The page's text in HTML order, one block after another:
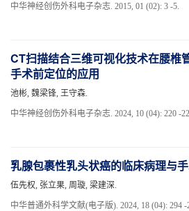
中华神经创伤外科电子杂志. 2015, 01 (02): 3 -5.
CT扫描结合三维可视化技术在腰椎
手术前定位的应用
池彬, 魏梁锋, 王守森.
中华神经创伤外科电子杂志. 2024, 10 (04): 220 -
乳腺包裹性乳头状癌的临床病理与
伍先权, 张立果, 周璇, 梁建深.
中华普通外科学文献(电子版). 2024, 18 (04): 294 -